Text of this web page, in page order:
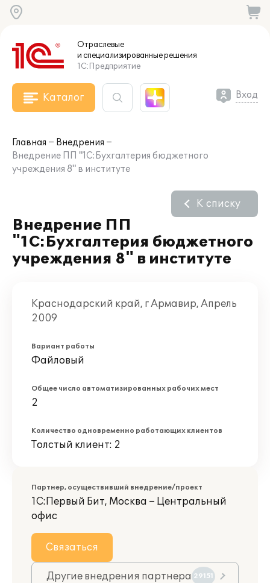
Отраслевые
и специализированныерешения
1С:Предприятие
Каталог Вход
Главная
Внедрения
Внедрение ПП "1С:Бухгалтерия бюджетного
учреждения 8" в институте
Внедрение ПП
"1С:Бухгалтерия бюджетного
учреждения 8" в институте
К списку
Краснодарский край, г Армавир, Апрель
2009
Вариант работы
Файловый
Общее число автоматизированных рабочих мест
2
Количество одновременно работающих клиентов
Толстый клиент: 2
Партнер, осуществивший внедрение/проект
1С:Первый Бит, Москва – Центральный
офис
Связаться
Другие внедрения партнера 29151